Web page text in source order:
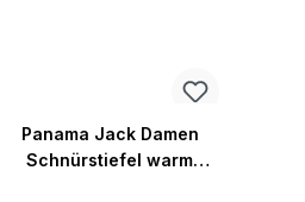
Panama Jack Damen
Schnürstiefel warm